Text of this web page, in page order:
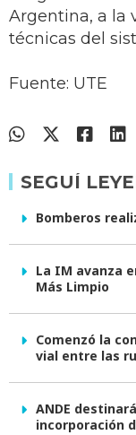
Argentina, a la
técnicas del
Fuente: UTE
SEGUÍ
Bomberos
La IM avanza
Más Limpio
Comenzó la
vial entre las
ANDE
incorporación